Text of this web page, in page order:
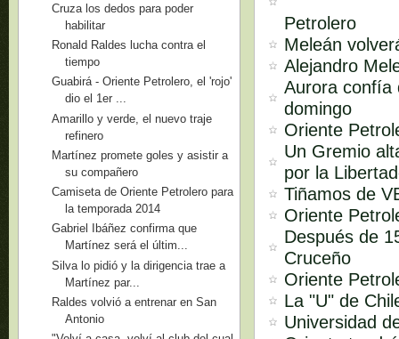
Petrolero
Meleán
Alejandro
Aurora confía
domingo
Oriente
Un Gremio
por la
Tiñamos de
Oriente
Después de
Cruceño
Oriente
La "U" de
Universidad
Cruza los dedos para poder
habilitar
Ronald Raldes lucha contra el
tiempo
Guabirá - Oriente Petrolero, el 'rojo'
dio el 1er ...
Amarillo y verde, el nuevo traje
refinero
Martínez promete goles y asistir a
su compañero
Camiseta de Oriente Petrolero para
la temporada 2014
Gabriel Ibáñez confirma que
Martínez será el últim...
Silva lo pidió y la dirigencia trae a
Martínez par...
Raldes volvió a entrenar en San
Antonio